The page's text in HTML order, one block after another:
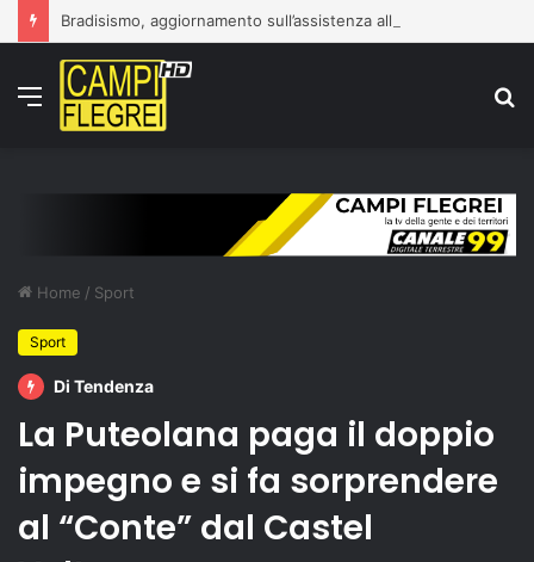
Menu
Home / Sport
Sport
Di Tendenza
La Puteolana paga il doppio
impegno e si fa sorprendere
al “Conte” dal Castel